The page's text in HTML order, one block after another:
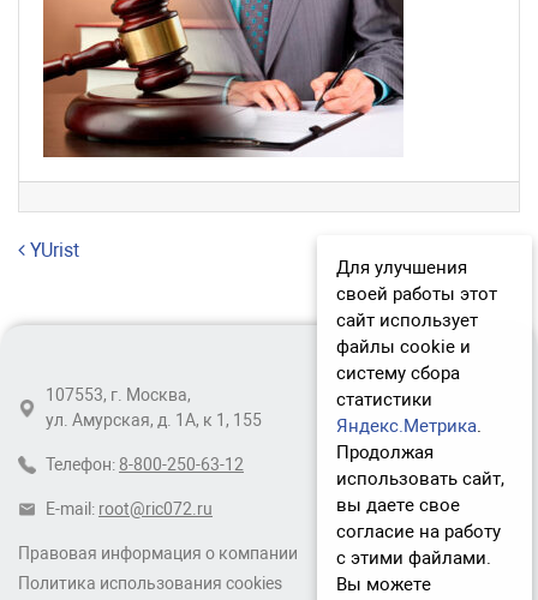
Навигация по записям
YUrist
Правовая информация о компании
Политика использования cookies
107553, г. Москва,
ул. Амурская, д. 1А, к 1, 155
Телефон: 8-800-250-63-12
E-mail: root@ric072.ru
Для улучшения
своей работы этот
сайт использует
файлы cookie и
систему сбора
статистики
Яндекс.Метрика.
Продолжая
использовать сайт,
вы даете свое
согласие на работу
с этими файлами.
Вы можете